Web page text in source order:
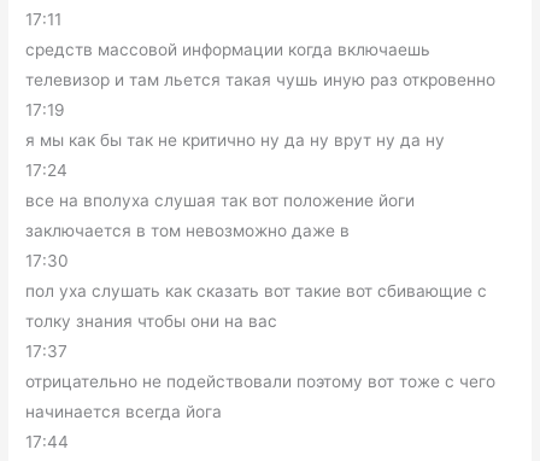
17:11
средств массовой информации когда включаешь
телевизор и там льется такая чушь иную раз откровенно
17:19
я мы как бы так не критично ну да ну врут ну да ну
17:24
все на вполуха слушая так вот положение йоги
заключается в том невозможно даже в
17:30
пол уха слушать как сказать вот такие вот сбивающие с
толку знания чтобы они на вас
17:37
отрицательно не подействовали поэтому вот тоже с чего
начинается всегда йога
17:44